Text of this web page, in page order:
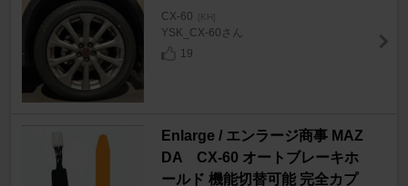
CX-60 [KH]
YSK_CX-60さん
19
Enlarge / エンラージ商事 MAZ
DA CX-60 オートブレーキホ
ールド 機能切替可能 完全カプ